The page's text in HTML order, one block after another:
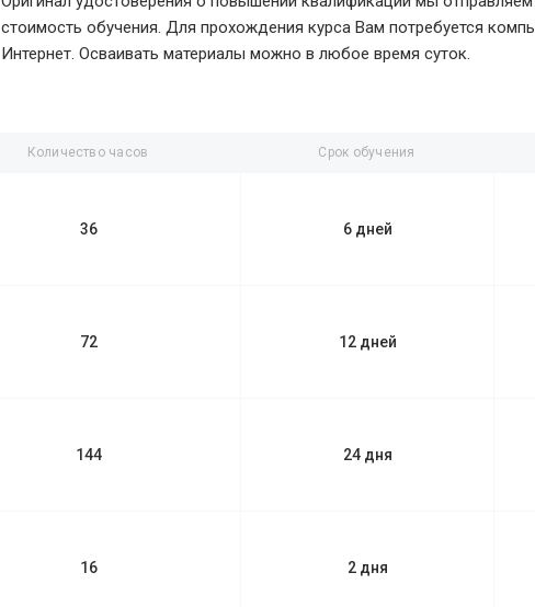
стоимость обучения. Для прохождения курса Вам потребуется
Интернет. Осваивать материалы можно в любое время суток.
Количество часов Срок обучения
36 6 дней
72 12 дней
144 24 дня
16 2 дня